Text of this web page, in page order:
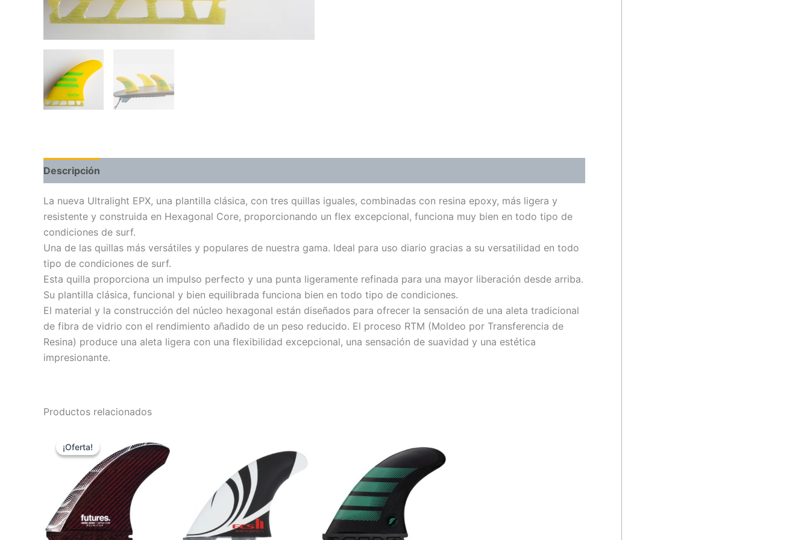
Descripción
La nueva Ultralight EPX, una plantilla clásica, con tres quillas iguales, combinadas con resina epoxy, más ligera y
resistente y construida en Hexagonal Core, proporcionando un flex excepcional, funciona muy bien en todo tipo de
condiciones de surf.
Una de las quillas más versátiles y populares de nuestra gama. Ideal para uso diario gracias a su versatilidad en todo
tipo de condiciones de surf.
Esta quilla proporciona un impulso perfecto y una punta ligeramente refinada para una mayor liberación desde arriba.
Su plantilla clásica, funcional y bien equilibrada funciona bien en todo tipo de condiciones.
El material y la construcción del núcleo hexagonal están diseñados para ofrecer la sensación de una aleta tradicional
de fibra de vidrio con el rendimiento añadido de un peso reducido. El proceso RTM (Moldeo por Transferencia de
Resina) produce una aleta ligera con una flexibilidad excepcional, una sensación de suavidad y una estética
impresionante.
Productos relacionados
¡Oferta!
¡Oferta!
original
era:
149,00 €.
precio
actual
es:
109,00 €.
variantes.
opciones